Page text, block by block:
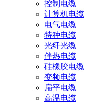
控制电缆
计算机电缆
电气电缆
特种电缆
光纤光缆
伴热电缆
硅橡胶电缆
变频电缆
扁平电缆
高温电缆